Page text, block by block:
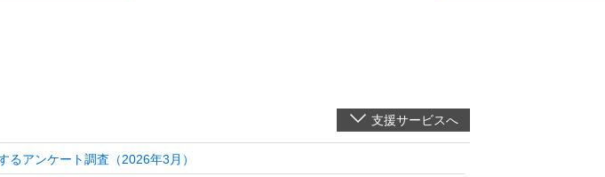
支援サービスへ
アンケート調査（2026年3月）